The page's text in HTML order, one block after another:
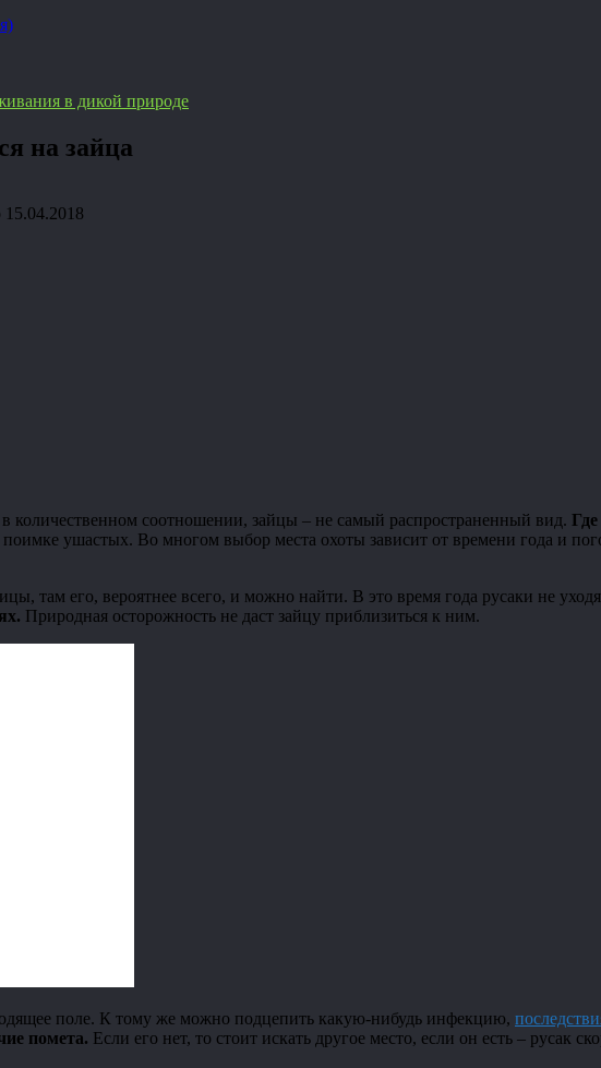
в дикой природе
на зайца
15.04.2018
количественном соотношении, зайцы – не самый распространенный вид.
ушастых. Во многом выбор места охоты зависит от времени года и
там его, вероятнее всего, и можно найти. В это время года русаки не
Природная осторожность не даст зайцу приблизиться к ним.
поле. К тому же можно подцепить какую-нибудь инфекцию,
помета. Если его нет, то стоит искать другое место, если он есть – русак